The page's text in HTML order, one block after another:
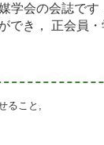
学会の会誌です
でき， 正会員
ること,